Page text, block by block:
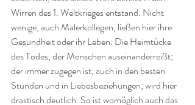
Wirren des 1. Weltkrieges entstand. Nicht
wenige, auch Malerkollegen, ließen hier ihre
Gesundheit oder ihr Leben. Die Heimtücke
des Todes, der Menschen auseinanderreißt;
der immer zugegen ist, auch in den besten
Stunden und in Liebesbeziehungen; wird hier
drastisch deutlich. So ist womöglich auch das